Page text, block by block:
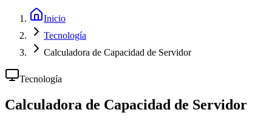
Inicio
Tecnología
Calculadora de Capacidad de Servidor
Tecnología
Calculadora de Capacidad de Servidor